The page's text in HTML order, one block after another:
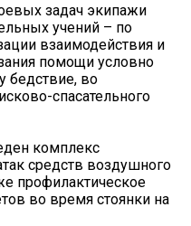
задач экипажи
учений – по
взаимодействия и
помощи условно
бедствие, во
спасательного
комплекс
средств воздушного
профилактическое
во время стоянки на